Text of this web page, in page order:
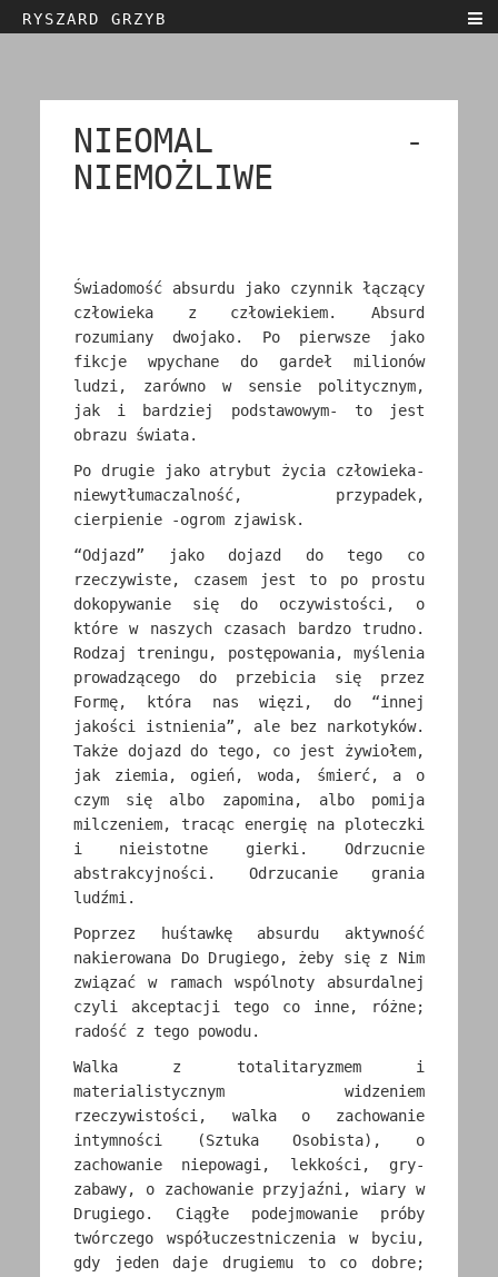
NIEOMAL -
NIEMOŻLIWE
Świadomość absurdu jako czynnik łączący
człowieka z człowiekiem. Absurd
rozumiany dwojako. Po pierwsze jako
fikcje wpychane do gardeł milionów
ludzi, zarówno w sensie politycznym,
jak i bardziej podstawowym- to jest
obrazu świata.
Po drugie jako atrybut życia człowieka-
niewytłumaczalność, przypadek,
cierpienie -ogrom zjawisk.
“Odjazd” jako dojazd do tego co
rzeczywiste, czasem jest to po prostu
dokopywanie się do oczywistości, o
które w naszych czasach bardzo trudno.
Rodzaj treningu, postępowania, myślenia
prowadzącego do przebicia się przez
Formę, która nas więzi, do “innej
jakości istnienia”, ale bez narkotyków.
Także dojazd do tego, co jest żywiołem,
jak ziemia, ogień, woda, śmierć, a o
czym się albo zapomina, albo pomija
milczeniem, tracąc energię na ploteczki
i nieistotne gierki. Odrzucnie
abstrakcyjności. Odrzucanie grania
ludźmi.
Poprzez huśtawkę absurdu aktywność
nakierowana Do Drugiego, żeby się z Nim
związać w ramach wspólnoty absurdalnej
czyli akceptacji tego co inne, różne;
radość z tego powodu.
Walka z totalitaryzmem i
materialistycznym widzeniem
rzeczywistości, walka o zachowanie
intymności (Sztuka Osobista), o
zachowanie niepowagi, lekkości, gry-
zabawy, o zachowanie przyjaźni, wiary w
Drugiego. Ciągłe podejmowanie próby
twórczego współuczestniczenia w byciu,
gdy jeden daje drugiemu to co dobre;
RYSZARD GRZYB
Sztuka
Kontakt
English
Polski